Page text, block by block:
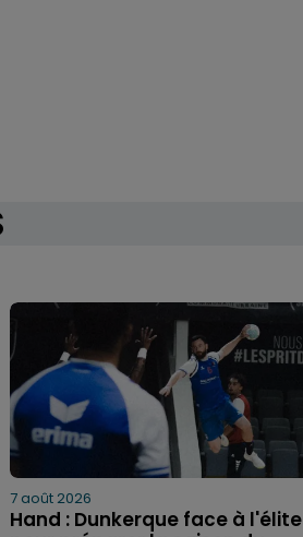
7 août 2026
Hand : Dunkerque face à l'élite